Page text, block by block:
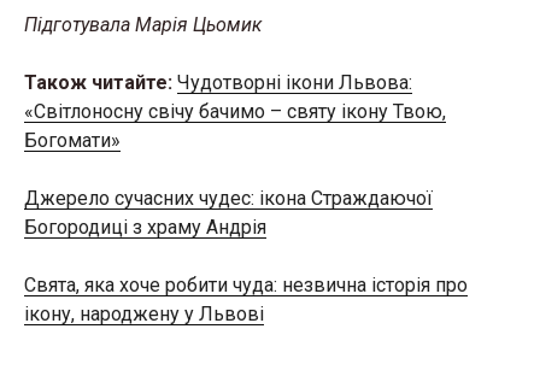
Підготувала Марія Цьомик
Також читайте: Чудотворні ікони Львова:
«Світлоносну свічу бачимо – святу ікону Твою,
Богомати»
Джерело сучасних чудес: ікона Страждаючої
Богородиці з храму Андрія
Свята, яка хоче робити чуда: незвична історія про
ікону, народжену у Львові